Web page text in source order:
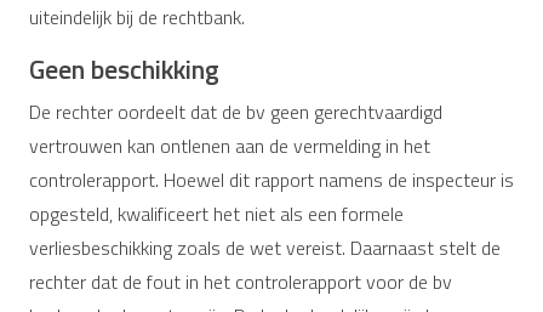
uiteindelijk bij de rechtbank.
Geen beschikking
De rechter oordeelt dat de bv geen gerechtvaardigd
vertrouwen kan ontlenen aan de vermelding in het
controlerapport. Hoewel dit rapport namens de inspecteur is
opgesteld, kwalificeert het niet als een formele
verliesbeschikking zoals de wet vereist. Daarnaast stelt de
rechter dat de fout in het controlerapport voor de bv